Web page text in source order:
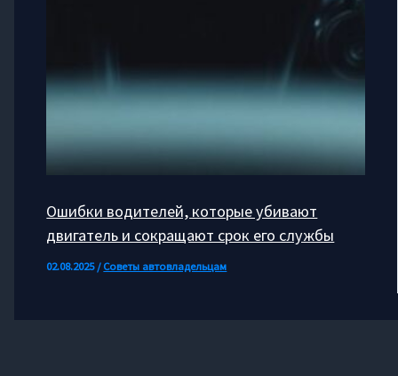
Ошибки водителей, которые убивают
двигатель и сокращают срок его службы
02.08.2025/Советы автовладельцам